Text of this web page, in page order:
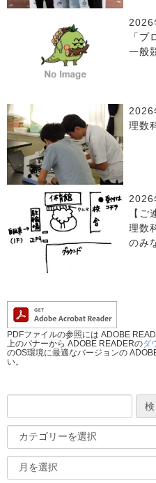
2026
「
一般
2026
理数
2026
【
理数
のみ
PDFファイルの参照には ADOBE
上のバナーから ADOBE READERのダ
のOS環境に最適なバージョンの
い。